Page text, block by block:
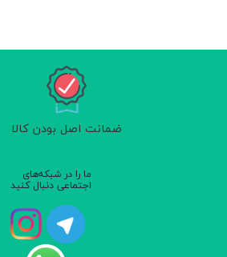
ضمانت اصل بودن کالا
ما را در شبکه‌های
اجتماعی دنبال کنید